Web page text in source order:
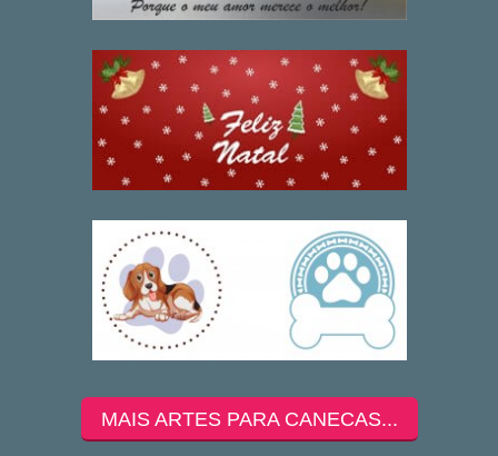
MAIS ARTES PARA CANECAS...